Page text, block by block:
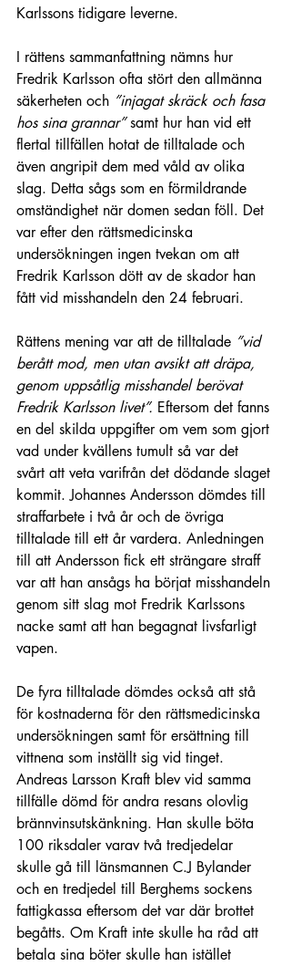
Karlssons tidigare leverne.
I rättens sammanfattning nämns hur
Fredrik Karlsson ofta stört den allmänna
säkerheten och ”injagat skräck och fasa
hos sina grannar” samt hur han vid ett
flertal tillfällen hotat de tilltalade och
även angripit dem med våld av olika
slag. Detta sågs som en förmildrande
omständighet när domen sedan föll. Det
var efter den rättsmedicinska
undersökningen ingen tvekan om att
Fredrik Karlsson dött av de skador han
fått vid misshandeln den 24 februari.
Rättens mening var att de tilltalade ”vid
berått mod, men utan avsikt att dräpa,
genom uppsåtlig misshandel berövat
Fredrik Karlsson livet”. Eftersom det fanns
en del skilda uppgifter om vem som gjort
vad under kvällens tumult så var det
svårt att veta varifrån det dödande slaget
kommit. Johannes Andersson dömdes till
straffarbete i två år och de övriga
tilltalade till ett år vardera. Anledningen
till att Andersson fick ett strängare straff
var att han ansågs ha börjat misshandeln
genom sitt slag mot Fredrik Karlssons
nacke samt att han begagnat livsfarligt
vapen.
De fyra tilltalade dömdes också att stå
för kostnaderna för den rättsmedicinska
undersökningen samt för ersättning till
vittnena som inställt sig vid tinget.
Andreas Larsson Kraft blev vid samma
tillfälle dömd för andra resans olovlig
brännvinsutskänkning. Han skulle böta
100 riksdaler varav två tredjedelar
skulle gå till länsmannen C.J Bylander
och en tredjedel till Berghems sockens
fattigkassa eftersom det var där brottet
begåtts. Om Kraft inte skulle ha råd att
betala sina böter skulle han istället